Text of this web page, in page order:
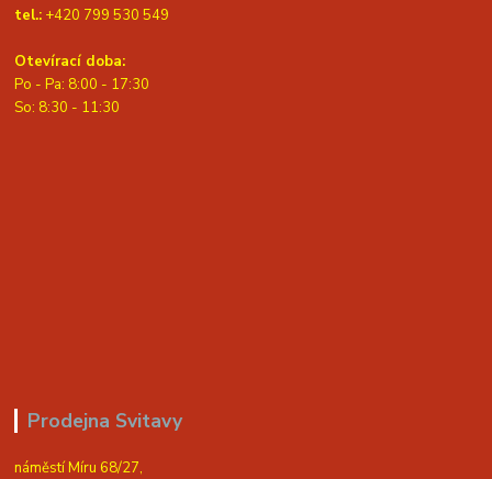
tel.: +420 799 530 549
Otevírací doba:
Po - Pa: 8:00 - 17:30
So: 8:30 - 11:30
Prodejna Svitavy
náměstí Míru 68/27,